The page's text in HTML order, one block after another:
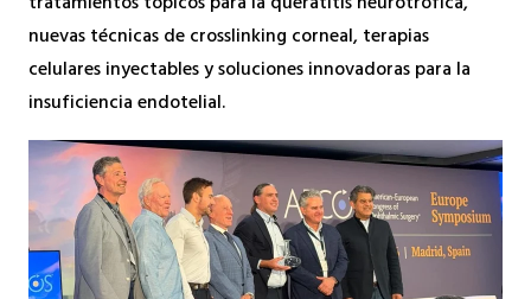
nuevas técnicas de crosslinking corneal, terapias
celulares inyectables y soluciones innovadoras para la
insuficiencia endotelial.